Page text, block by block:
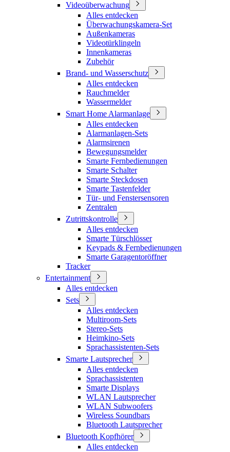
Videoüberwachung
Alles entdecken
Überwachungskamera-Set
Außenkameras
Videotürklingeln
Innenkameras
Zubehör
Brand- und Wasserschutz
Alles entdecken
Rauchmelder
Wassermelder
Smart Home Alarmanlage
Alles entdecken
Alarmanlagen-Sets
Alarmsirenen
Bewegungsmelder
Smarte Fernbedienungen
Smarte Schalter
Smarte Steckdosen
Smarte Tastenfelder
Tür- und Fenstersensoren
Zentralen
Zutrittskontrolle
Alles entdecken
Smarte Türschlösser
Keypads & Fernbedienungen
Smarte Garagentoröffner
Tracker
Entertainment
Alles entdecken
Sets
Alles entdecken
Multiroom-Sets
Stereo-Sets
Heimkino-Sets
Sprachassistenten-Sets
Smarte Lautsprecher
Alles entdecken
Sprachassistenten
Smarte Displays
WLAN Lautsprecher
WLAN Subwoofers
Wireless Soundbars
Bluetooth Lautsprecher
Bluetooth Kopfhörer
Alles entdecken